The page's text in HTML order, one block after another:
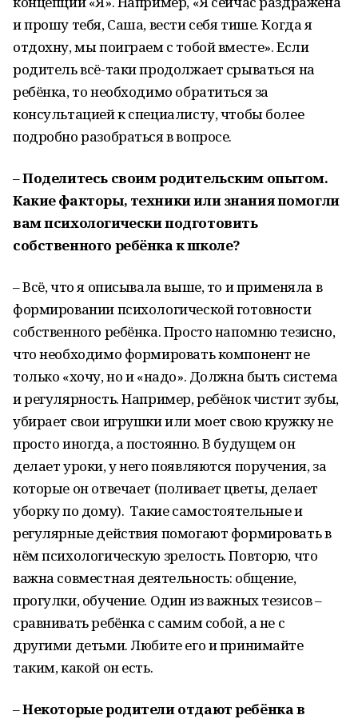
и прошу тебя, Саша, вести себя тише. Когда я
отдохну, мы поиграем с тобой вместе». Если
родитель всё-таки продолжает срываться на
ребёнка, то необходимо обратиться за
консультацией к специалисту, чтобы более
подробно разобраться в вопросе.
–Поделитесь своим родительским опытом.
Какие факторы, техники или знания помогли
вам психологически подготовить
собственного ребёнка к школе?
– Всё, что я описывала выше, то и применяла в
формировании психологической готовности
собственного ребёнка. Просто напомню тезисно,
что необходимо формировать компонент не
только «хочу, но и «надо». Должна быть система
и регулярность. Например, ребёнок чистит зубы,
убирает свои игрушки или моет свою кружку не
просто иногда, а постоянно. В будущем он
делает уроки, у него появляются поручения, за
которые он отвечает (поливает цветы, делает
уборку по дому). Такие самостоятельные и
регулярные действия помогают формировать в
нём психологическую зрелость. Повторю, что
важна совместная деятельность: общение,
прогулки, обучение. Один из важных тезисов –
сравнивать ребёнка с самим собой, а не с
другими детьми. Любите его и принимайте
таким, какой он есть.
–Некоторые родители отдают ребёнка в